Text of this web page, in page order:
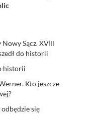
Sącz. XVIII
do historii
historii
Kto jeszcze
się